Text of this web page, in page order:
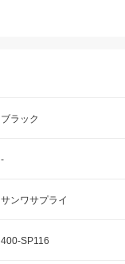
ブラック
-
サンワサプライ
400-SP116